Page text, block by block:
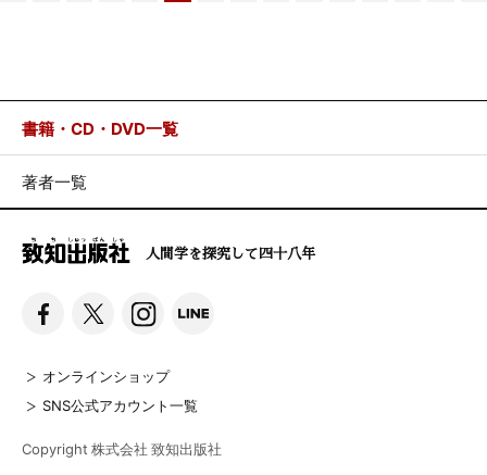
書籍・CD・DVD一覧
著者一覧
人間学を探究して四十八年
オンラインショップ
SNS公式アカウント一覧
Copyright 株式会社 致知出版社